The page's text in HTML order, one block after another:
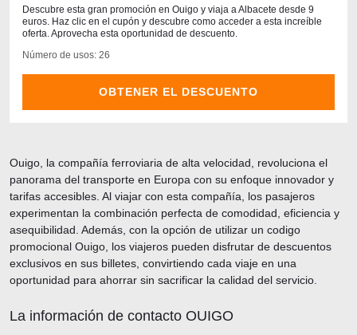
Descubre esta gran promoción en Ouigo y viaja a Albacete desde 9
euros. Haz clic en el cupón y descubre como acceder a esta increíble
oferta. Aprovecha esta oportunidad de descuento.
Número de usos: 26
OBTENER EL DESCUENTO
Ouigo, la compañía ferroviaria de alta velocidad, revoluciona el
panorama del transporte en Europa con su enfoque innovador y
tarifas accesibles. Al viajar con esta compañía, los pasajeros
experimentan la combinación perfecta de comodidad, eficiencia y
asequibilidad. Además, con la opción de utilizar un codigo
promocional Ouigo, los viajeros pueden disfrutar de descuentos
exclusivos en sus billetes, convirtiendo cada viaje en una
oportunidad para ahorrar sin sacrificar la calidad del servicio.
La información de contacto OUIGO